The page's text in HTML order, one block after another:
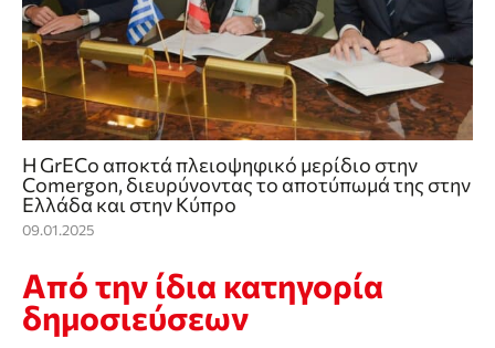
Η GrECo αποκτά πλειοψηφικό μερίδιο στην
Comergon, διευρύνοντας το αποτύπωμά της στην
Ελλάδα και στην Κύπρο
09.01.2025
Από την ίδια κατηγορία
δημοσιεύσεων